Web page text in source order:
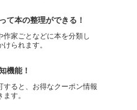
て本の整理ができる！
作家ごとなどに本を分類し
られます。
機能！
すると、お得なクーポン情報
す。